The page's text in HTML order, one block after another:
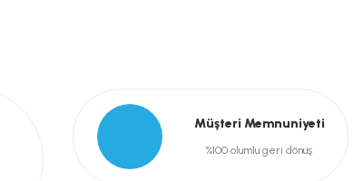
Müşteri Memnuniyeti
%100 olumlu geri dönüş